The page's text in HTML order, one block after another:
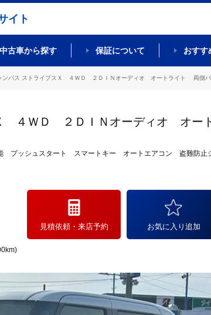
イト
古車から探す 保証について おすす
ンバス ストライプスＸ ４ＷＤ ２ＤＩＮオーディオ オートライト 両側
４ＷＤ ２ＤＩＮオーディオ オー
プッシュスタート スマートキー オートエアコン 盗難防止
見積依頼・来店予約 お気に入り追加